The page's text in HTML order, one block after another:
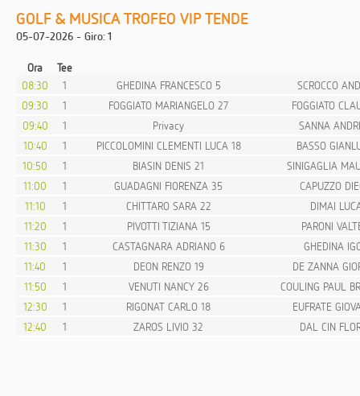
GOLF & MUSICA TROFEO VIP TENDE
05-07-2026 - Giro: 1
Ora
Tee
08:30
1 GHEDINA FRANCESCO 5
SCROCCO
09:30
1 FOGGIATO MARIANGELO 27
FOGGIATO
09:40
1 Privacy
SANNA
10:40
1 PICCOLOMINI CLEMENTI LUCA 18
BASSO
10:50
1 BIASIN DENIS 21
SINIGAGLIA
11:00
1 GUADAGNI FIORENZA 35
CAPUZZO
11:10
1 CHITTARO SARA 22
DIMAI
11:20
1 PIVOTTI TIZIANA 15
PARONI
11:30
1 CASTAGNARA ADRIANO 6
GHEDINA
11:40
1 DEON RENZO 19
DE ZANNA
11:50
1 VENUTI NANCY 26
COULING PAUL
12:30
1 RIGONAT CARLO 18
EUFRATE
12:40
1 ZAROS LIVIO 32 DAL CIN